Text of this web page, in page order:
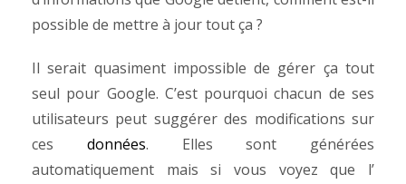
possible de mettre à jour tout ça ?
Il serait quasiment impossible de gérer ça tout
seul pour Google. C’est pourquoi chacun de ses
utilisateurs peut suggérer des modifications sur
ces données. Elles sont générées
automatiquement mais si vous voyez que l’